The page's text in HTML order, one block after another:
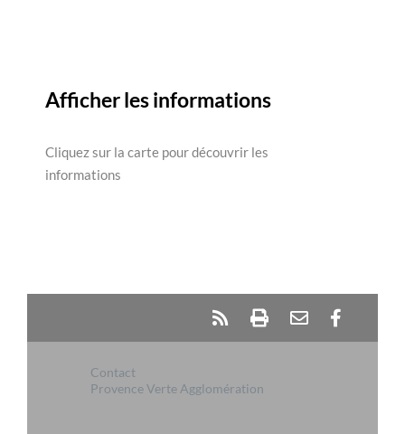
Afficher les informations
Cliquez sur la carte pour découvrir les
informations
Contact
Provence Verte Agglomération